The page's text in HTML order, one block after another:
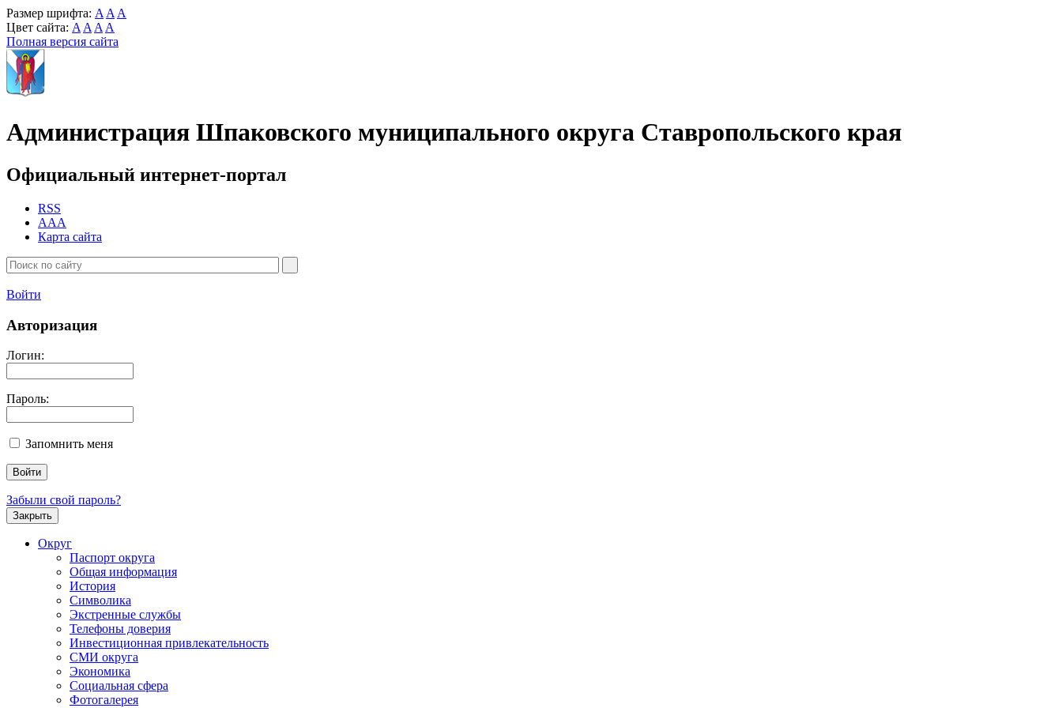
Размер шрифта: A A A
Цвет сайта: A A A A
Полная версия сайта
Администрация Шпаковского муниципального округа Ставропольского края
Официальный интернет-портал
RSS
AAA
Карта сайта
Войти
Авторизация
Логин:
Пароль:
Запомнить меня
Забыли свой пароль?
Закрыть
Округ
Паспорт округа
Общая информация
История
Символика
Экстренные службы
Телефоны доверия
Инвестиционная привлекательность
СМИ округа
Экономика
Социальная сфера
Фотогалерея